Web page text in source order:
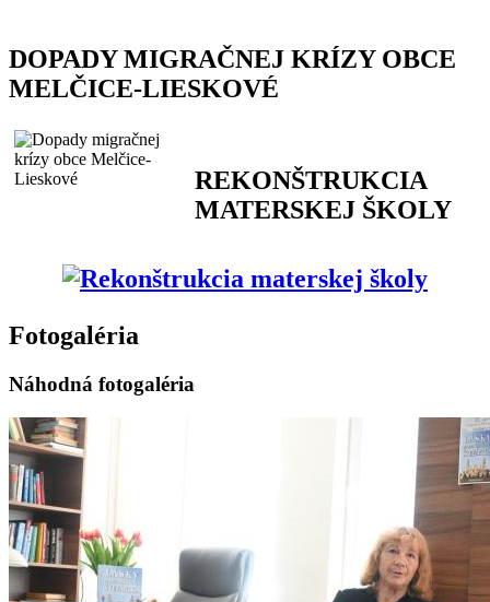
DOPADY MIGRAČNEJ KRÍZY OBCE
MELČICE-LIESKOVÉ
REKONŠTRUKCIA
MATERSKEJ ŠKOLY
Fotogaléria
Náhodná fotogaléria